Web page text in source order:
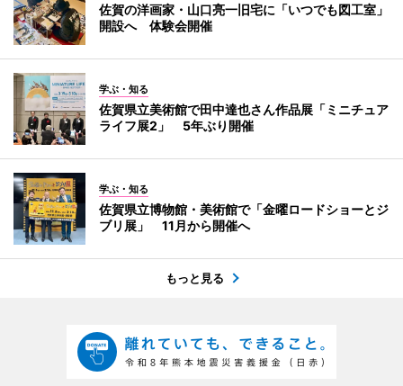
佐賀の洋画家・山口亮一旧宅に「いつでも図工室」
開設へ 体験会開催
学ぶ・知る
佐賀県立美術館で田中達也さん作品展「ミニチュア
ライフ展2」 5年ぶり開催
学ぶ・知る
佐賀県立博物館・美術館で「金曜ロードショーとジ
ブリ展」 11月から開催へ
もっと見る